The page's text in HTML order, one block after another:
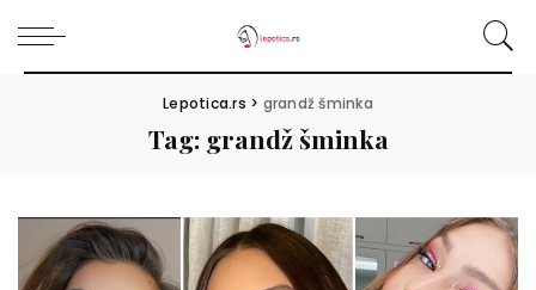
Lepotica.rs > grandž šminka
Tag: grandž šminka